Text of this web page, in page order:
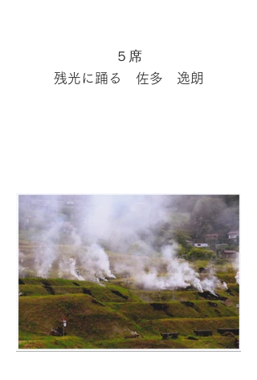
５席
残光に踊る 佐多 逸朗